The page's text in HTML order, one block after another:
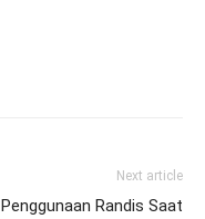
Next article
Penggunaan Randis Saat